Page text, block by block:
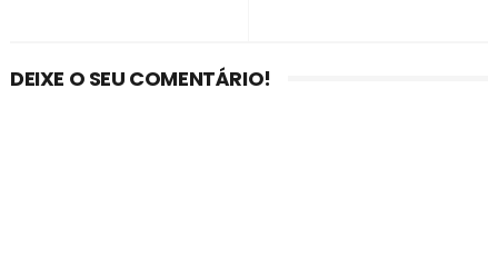
DEIXE O SEU COMENTÁRIO!